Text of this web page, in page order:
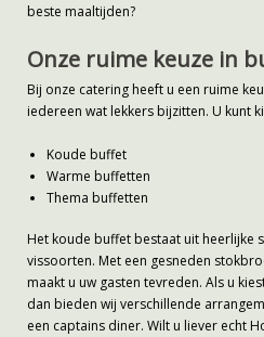
beste maaltijden?
Onze ruime keuze in
Bij onze catering heeft u een ruime
iedereen wat lekkers bijzitten. U kunt
Koude buffet
Warme buffetten
Thema buffetten
Het koude buffet bestaat uit heerlijke
vissoorten. Met een gesneden
maakt u uw gasten tevreden. Als u
dan bieden wij verschillende
een captains diner. Wilt u liever echt